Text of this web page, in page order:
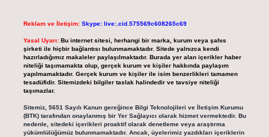
Reklam ve İletişim: Skype: live:.cid.575569c608265c69
Yasal Uyarı: Bu internet sitesi, herhangi bir marka, kurum veya şahıs
şirketi ile hiçbir bağlantısı bulunmamaktadır. Sitede yalnızca kendi
hazırladığımız makaleler paylaşılmaktadır. Burada yer alan içerikler haber
niteliği taşımamakta olup, gerçek kurum ve kişiler hakkında paylaşım
yapılmamaktadır. Gerçek kurum ve kişiler ile isim benzerlikleri tamamen
tesadüfidir. Sitemizdeki bilgiler taslak halindedir ve tavsiye niteliği
taşımazlar.
Sitemiz, 5651 Sayılı Kanun gereğince Bilgi Teknolojileri ve İletişim Kurumu
(BTK) tarafından onaylanmış bir Yer Sağlayıcı olarak hizmet vermektedir. Bu
nedenle, sitedeki içerikleri proaktif olarak denetleme veya araştırma
yükümlülüğümüz bulunmamaktadır. Ancak, üyelerimiz yazdıkları içeriklerin